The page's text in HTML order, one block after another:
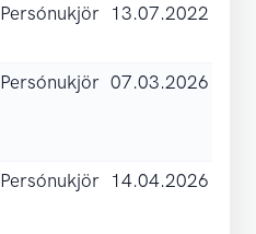
Persónukjör 13.07.2022
Persónukjör 07.03.2026
Persónukjör 14.04.2026